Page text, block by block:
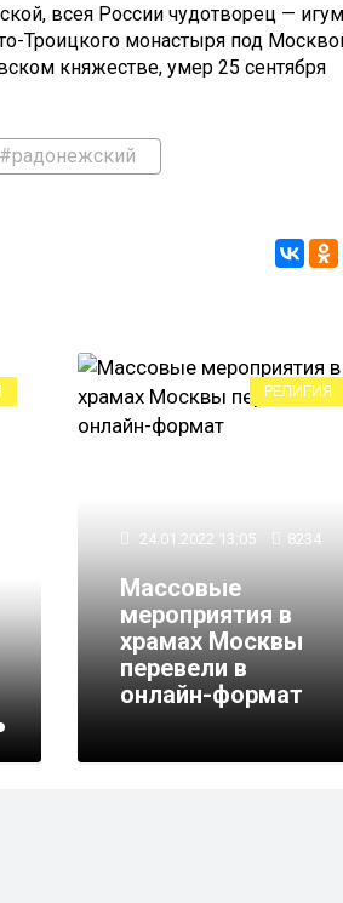
всея России чудотворец —
Троицкого монастыря под
княжестве, умер 25 сентября
#радонежский
31.12.2018 16:21 7835
"Политическая
упрекнул
РЕЛИГИЯ
24.01.2022 13:05 8234
Массовые
мероприятия в
храмах Москвы
перевели в
онлайн-формат